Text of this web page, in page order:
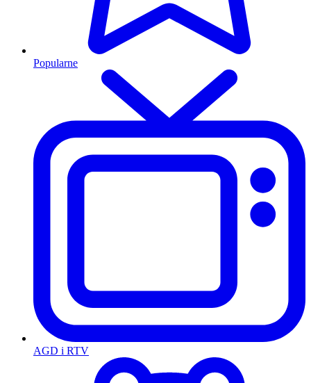
Popularne
AGD i RTV